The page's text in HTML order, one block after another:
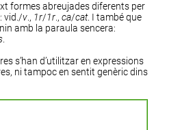
formes abreujades diferents per
vid./v., 1r/1r.,ca/cat. I també que
amb la paraula sencera:
.
s’han d’utilitzar en expressions
ni tampoc en sentit genèric dins